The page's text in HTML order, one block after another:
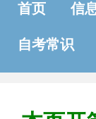
首页 信
自考常识